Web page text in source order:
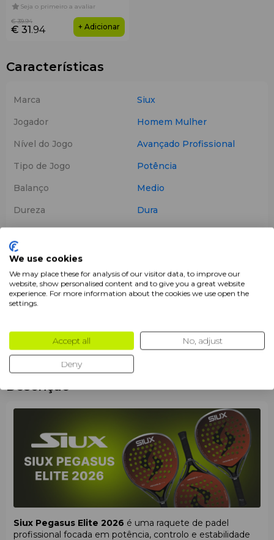
Seja o primeiro a avaliar
€ 31.94
€ 39.94
+ Adicionar
Características
Marca
Siux
Jogador
Homem Mulher
Nível do Jogo
Avançado Profissional
Tipo de Jogo
Potência
Balanço
Medio
Dureza
Dura
Cor
Forma
Lágrima
Tipo de superfície
Áspera
Descrição
Siux Pegasus Elite 2026 é uma raquete de padel
profissional focada em potência, controlo e estabilidade
We use cookies
We may place these for analysis of our visitor data, to improve our
website, show personalised content and to give you a great website
experience. For more information about the cookies we use open the
settings.
Accept all No, adjust
Deny